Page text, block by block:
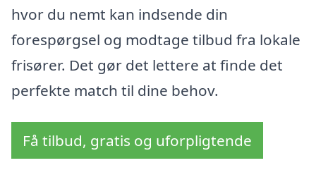
hvor du nemt kan indsende din
forespørgsel og modtage tilbud fra lokale
frisører. Det gør det lettere at finde det
perfekte match til dine behov.
Få tilbud, gratis og uforpligtende